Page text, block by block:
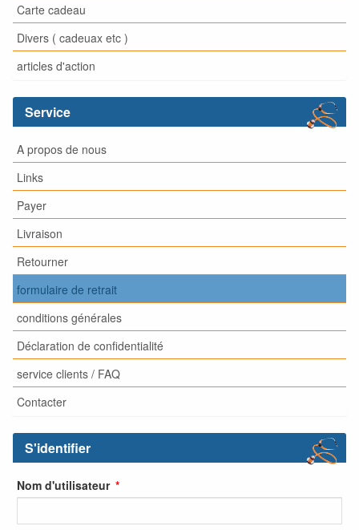
Carte cadeau
Divers ( cadeuax etc )
articles d'action
Service
A propos de nous
Links
Payer
Livraison
Retourner
formulaire de retrait
conditions générales
Déclaration de confidentialité
service clients / FAQ
Contacter
S'identifier
Nom d'utilisateur